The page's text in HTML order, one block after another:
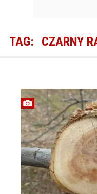
TAG: CZARNY